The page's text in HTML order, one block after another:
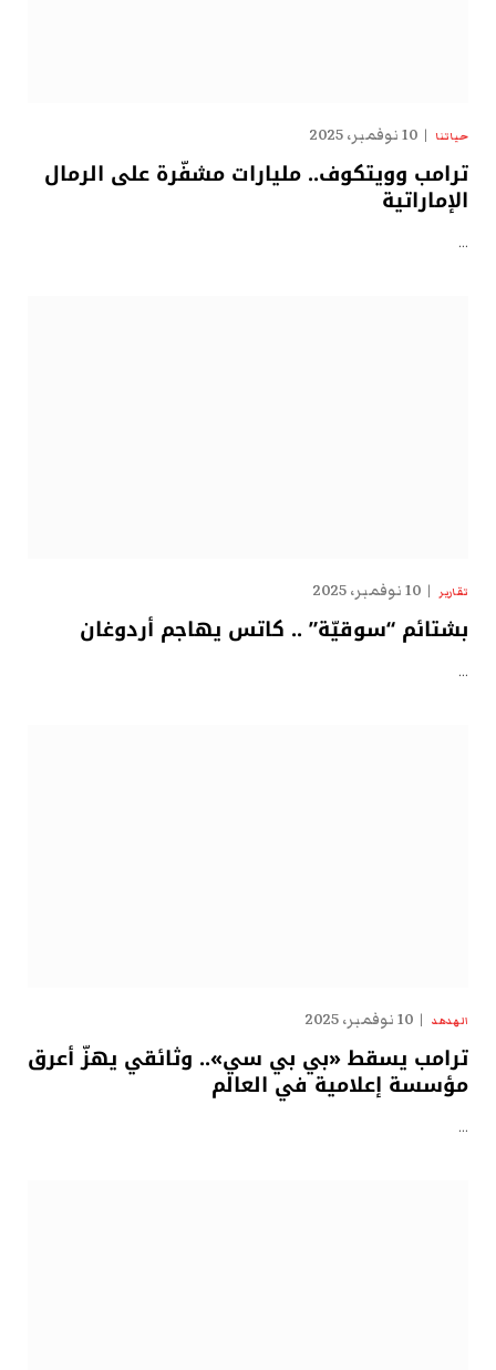
حياتنا 10 نوفمبر، 2025
ترامب وويتكوف.. مليارات مشفّرة على الرمال
الإماراتية
…
تقارير 10 نوفمبر، 2025
بشتائم “سوقيّة” .. كاتس يهاجم أردوغان
…
الهدهد 10 نوفمبر، 2025
ترامب يسقط «بي بي سي».. وثائقي يهزّ أعرق
مؤسسة إعلامية في العالم
…